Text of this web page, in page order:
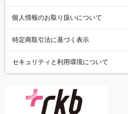
個人情報のお取り扱いについて
特定商取引法に基づく表示
セキュリティと利用環境について